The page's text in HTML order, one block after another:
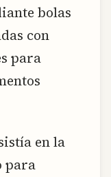
bolas
con
para
en la
para